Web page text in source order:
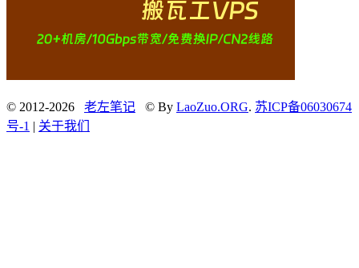
© 2012-2026 老左笔记 © By LaoZuo.ORG. 苏ICP备06030674
号-1 | 关于我们